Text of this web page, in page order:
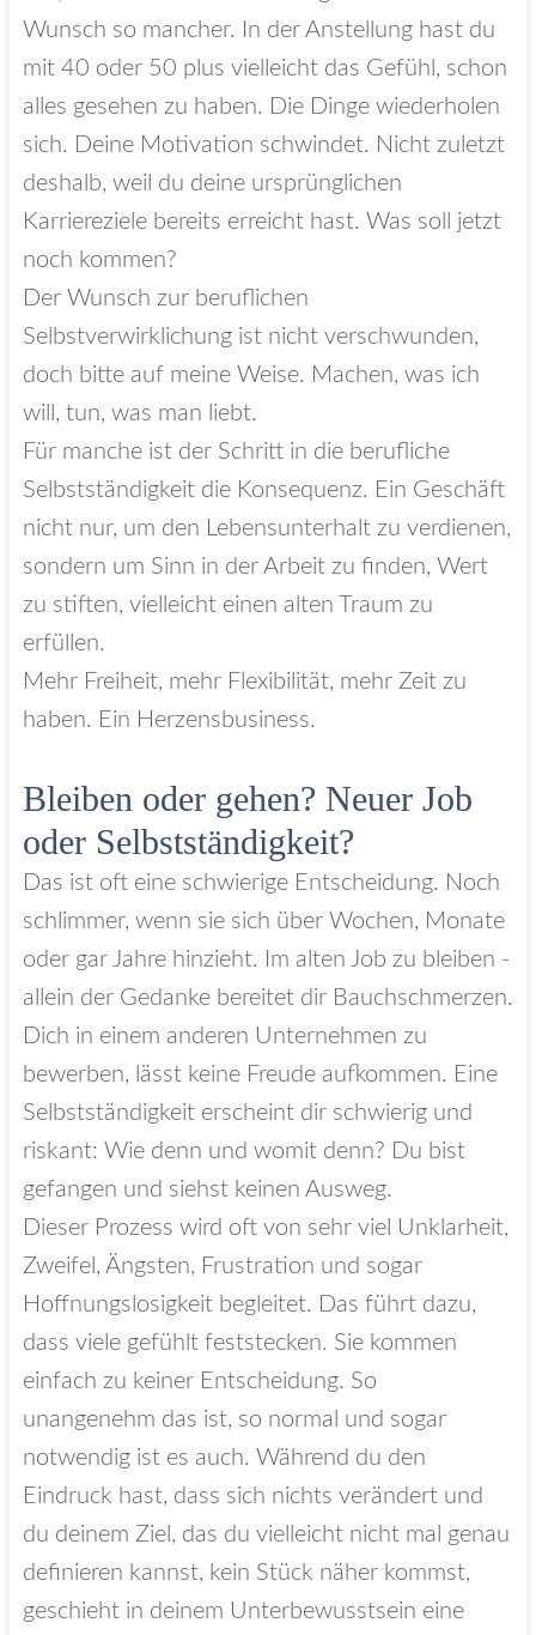
Wunsch so mancher. In der Anstellung hast du
mit 40 oder 50 plus vielleicht das Gefühl, schon
alles gesehen zu haben. Die Dinge wiederholen
sich. Deine Motivation schwindet. Nicht zuletzt
deshalb, weil du deine ursprünglichen
Karriereziele bereits erreicht hast. Was soll jetzt
noch kommen?
Der Wunsch zur beruflichen
Selbstverwirklichung ist nicht verschwunden,
doch bitte auf meine Weise. Machen, was ich
will, tun, was man liebt.
Für manche ist der Schritt in die berufliche
Selbstständigkeit die Konsequenz. Ein Geschäft
nicht nur, um den Lebensunterhalt zu verdienen,
sondern um Sinn in der Arbeit zu finden, Wert
zu stiften, vielleicht einen alten Traum zu
erfüllen.
Mehr Freiheit, mehr Flexibilität, mehr Zeit zu
haben. Ein Herzensbusiness.
Bleiben oder gehen? Neuer Job
oder Selbstständigkeit?
Das ist oft eine schwierige Entscheidung. Noch
schlimmer, wenn sie sich über Wochen, Monate
oder gar Jahre hinzieht. Im alten Job zu bleiben -
allein der Gedanke bereitet dir Bauchschmerzen.
Dich in einem anderen Unternehmen zu
bewerben, lässt keine Freude aufkommen. Eine
Selbstständigkeit erscheint dir schwierig und
riskant: Wie denn und womit denn? Du bist
gefangen und siehst keinen Ausweg.
Dieser Prozess wird oft von sehr viel Unklarheit,
Zweifel, Ängsten, Frustration und sogar
Hoffnungslosigkeit begleitet. Das führt dazu,
dass viele gefühlt feststecken. Sie kommen
einfach zu keiner Entscheidung. So
unangenehm das ist, so normal und sogar
notwendig ist es auch. Während du den
Eindruck hast, dass sich nichts verändert und
du deinem Ziel, das du vielleicht nicht mal genau
definieren kannst, kein Stück näher kommst,
geschieht in deinem Unterbewusstsein eine